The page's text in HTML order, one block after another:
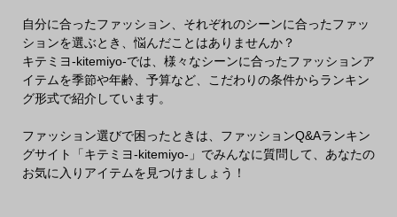
自分に合ったファッション、それぞれのシーンに合ったファッ
ションを選ぶとき、悩んだことはありませんか？
キテミヨ-kitemiyo-では、様々なシーンに合ったファッションア
イテムを季節や年齢、予算など、こだわりの条件からランキン
グ形式で紹介しています。
ファッション選びで困ったときは、ファッションQ&Aランキン
グサイト「キテミヨ-kitemiyo-」でみんなに質問して、あなたの
お気に入りアイテムを見つけましょう！